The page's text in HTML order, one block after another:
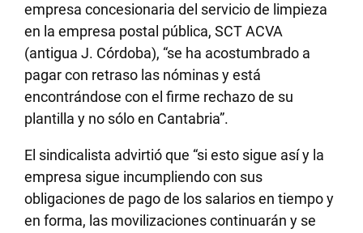
empresa concesionaria del servicio de limpieza
en la empresa postal pública, SCT ACVA
(antigua J. Córdoba), “se ha acostumbrado a
pagar con retraso las nóminas y está
encontrándose con el firme rechazo de su
plantilla y no sólo en Cantabria”.
El sindicalista advirtió que “si esto sigue así y la
empresa sigue incumpliendo con sus
obligaciones de pago de los salarios en tiempo y
en forma, las movilizaciones continuarán y se